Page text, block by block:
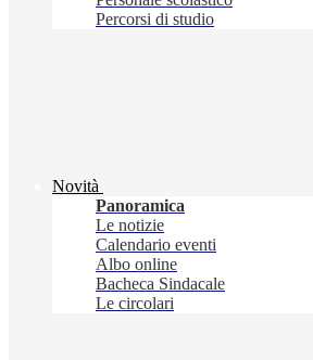
Percorsi di studio
Novità
Panoramica
Le notizie
Calendario eventi
Albo online
Bacheca Sindacale
Le circolari